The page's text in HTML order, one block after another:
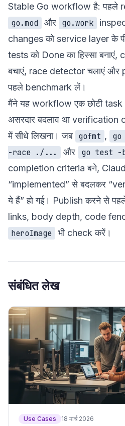
Stable Go workflow है: पहले
go.mod
और go.work
changes को service layer के
tests को Done का हिस्सा
बचाएं, race detector चलाएं
पहले benchmark लें।
मैंने यह workflow एक छोटी
असरदार बदलाव था
में सीधे लिखना। जब gofmt ,
-race ./...
और
go test -
completion criteria बने,
“implemented” से बदलकर
ये हैं” हो गई। Publish करने से
links, body depth, code
heroImage
भी check करें।
संबंधित लेख
Use Cases 18 मार्च 2026